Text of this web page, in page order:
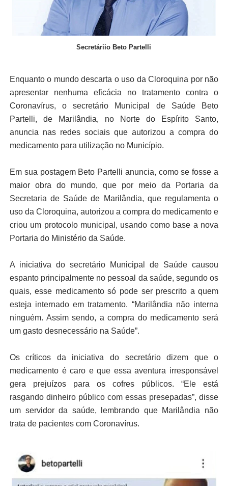
Secretáriio Beto Partelli
Enquanto o mundo descarta o uso da Cloroquina por não
apresentar nenhuma eficácia no tratamento contra o
Coronavírus, o secretário Municipal de Saúde Beto
Partelli, de Marilândia, no Norte do Espírito Santo,
anuncia nas redes sociais que autorizou a compra do
medicamento para utilização no Município.
Em sua postagem Beto Partelli anuncia, como se fosse a
maior obra do mundo, que por meio da Portaria da
Secretaria de Saúde de Marilândia, que regulamenta o
uso da Cloroquina, autorizou a compra do medicamento e
criou um protocolo municipal, usando como base a nova
Portaria do Ministério da Saúde.
A iniciativa do secretário Municipal de Saúde causou
espanto principalmente no pessoal da saúde, segundo os
quais, esse medicamento só pode ser prescrito a quem
esteja internado em tratamento. “Marilândia não interna
ninguém. Assim sendo, a compra do medicamento será
um gasto desnecessário na Saúde”.
Os críticos da iniciativa do secretário dizem que o
medicamento é caro e que essa aventura irresponsável
gera prejuízos para os cofres públicos. “Ele está
rasgando dinheiro público com essas presepadas”, disse
um servidor da saúde, lembrando que Marilândia não
trata de pacientes com Coronavírus.